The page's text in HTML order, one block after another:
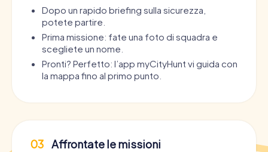
Dopo un rapido briefing sulla sicurezza,
potete partire.
Prima missione: fate una foto di squadra e
scegliete un nome.
Pronti? Perfetto: l’app myCityHunt vi guida con
la mappa fino al primo punto.
03 Affrontate le missioni